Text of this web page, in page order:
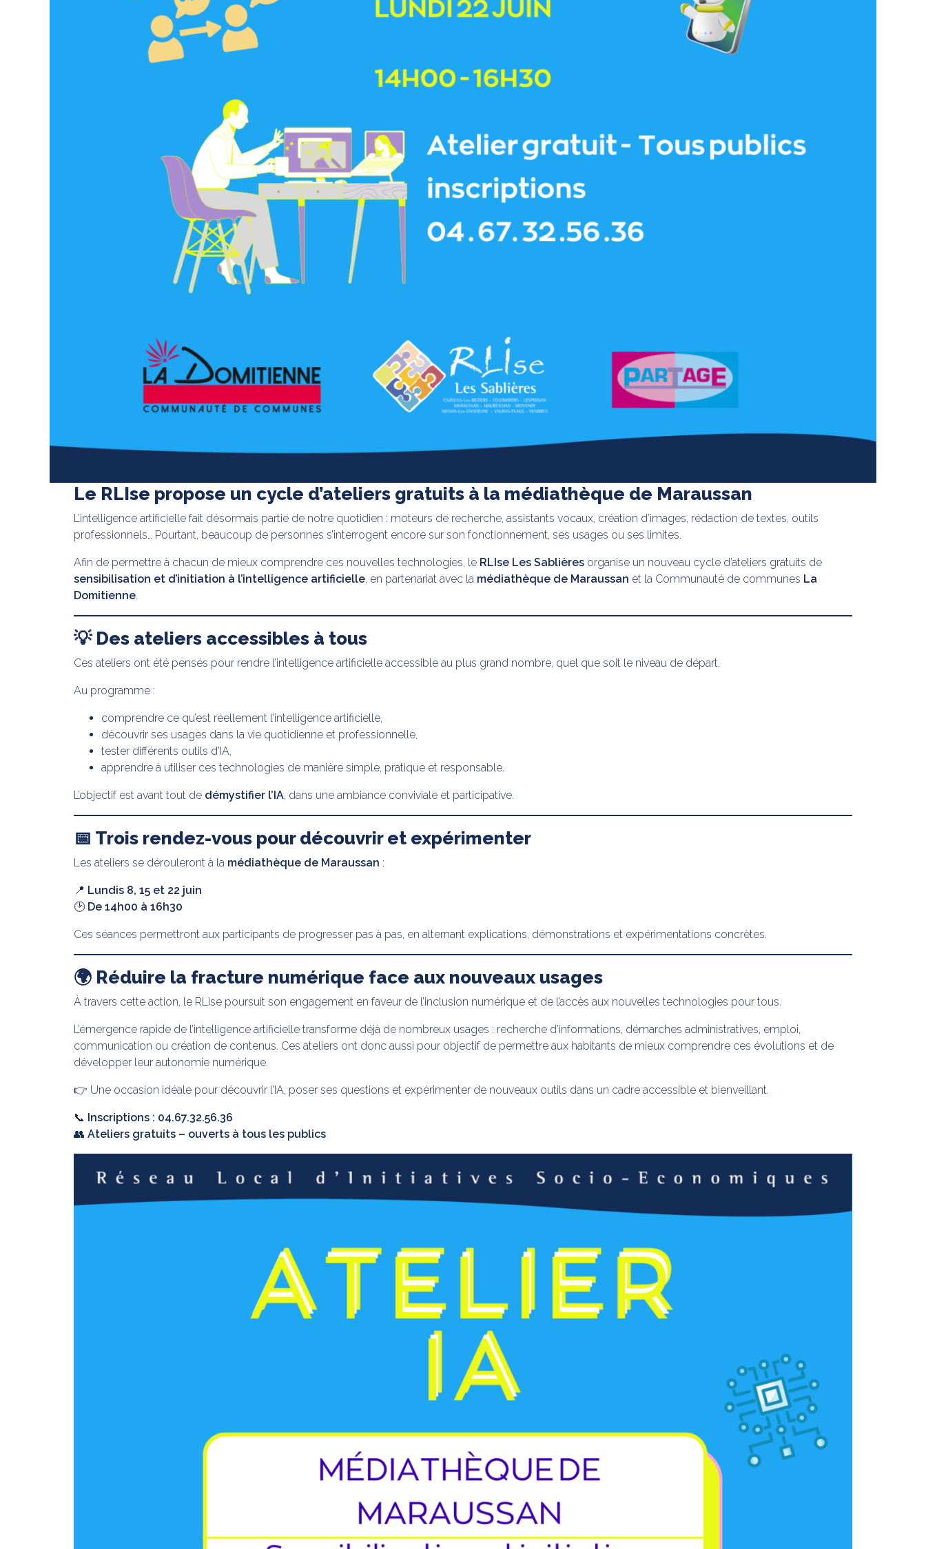
Le RLIse propose un cycle d’ateliers gratuits à la médiathèque de Maraussan
L’intelligence artificielle fait désormais partie de notre quotidien : moteurs de recherche, assistants vocaux, création d’images, rédaction de textes, outils
professionnels… Pourtant, beaucoup de personnes s’interrogent encore sur son fonctionnement, ses usages ou ses limites.
Afin de permettre à chacun de mieux comprendre ces nouvelles technologies, le RLIse Les Sablières organise un nouveau cycle d’ateliers gratuits de
sensibilisation et d’initiation à l’intelligence artificielle, en partenariat avec la médiathèque de Maraussan et la Communauté de communes La
Domitienne.
💡 Des ateliers accessibles à tous
Ces ateliers ont été pensés pour rendre l’intelligence artificielle accessible au plus grand nombre, quel que soit le niveau de départ.
Au programme :
comprendre ce qu’est réellement l’intelligence artificielle,
découvrir ses usages dans la vie quotidienne et professionnelle,
tester différents outils d’IA,
apprendre à utiliser ces technologies de manière simple, pratique et responsable.
L’objectif est avant tout de démystifier l’IA, dans une ambiance conviviale et participative.
📅 Trois rendez-vous pour découvrir et expérimenter
Les ateliers se dérouleront à la médiathèque de Maraussan :
📍 Lundis 8, 15 et 22 juin
🕑 De 14h00 à 16h30
Ces séances permettront aux participants de progresser pas à pas, en alternant explications, démonstrations et expérimentations concrètes.
🌍 Réduire la fracture numérique face aux nouveaux usages
À travers cette action, le RLIse poursuit son engagement en faveur de l’inclusion numérique et de l’accès aux nouvelles technologies pour tous.
L’émergence rapide de l’intelligence artificielle transforme déjà de nombreux usages : recherche d’informations, démarches administratives, emploi,
communication ou création de contenus. Ces ateliers ont donc aussi pour objectif de permettre aux habitants de mieux comprendre ces évolutions et de
développer leur autonomie numérique.
👉 Une occasion idéale pour découvrir l’IA, poser ses questions et expérimenter de nouveaux outils dans un cadre accessible et bienveillant.
📞 Inscriptions : 04.67.32.56.36
👥 Ateliers gratuits – ouverts à tous les publics